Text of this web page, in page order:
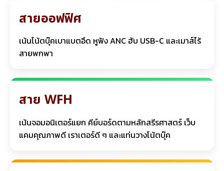
สายออฟฟิศ
เน้นโน้ตบุ๊คเบาแบตอึด หูฟัง ANC ฮับ USB-C และเมาส์ไร้
สายพกพา
สาย WFH
เน้นจอมอนิเตอร์แยก คีย์บอร์ดตามหลักสรีรศาสตร์ เว็บ
แคมคุณภาพดี เราเตอร์ดี ๆ และแท่นวางโน้ตบุ๊ค